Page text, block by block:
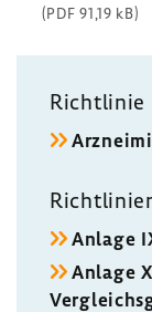
(PDF 91,19 kB)
Richt­linie
Anlage
Anlage